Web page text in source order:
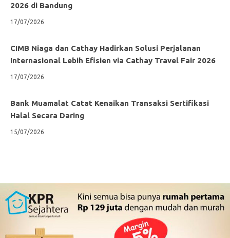
2026 di Bandung
17/07/2026
CIMB Niaga dan Cathay Hadirkan Solusi Perjalanan
Internasional Lebih Efisien via Cathay Travel Fair 2026
17/07/2026
Bank Muamalat Catat Kenaikan Transaksi Sertifikasi
Halal Secara Daring
15/07/2026